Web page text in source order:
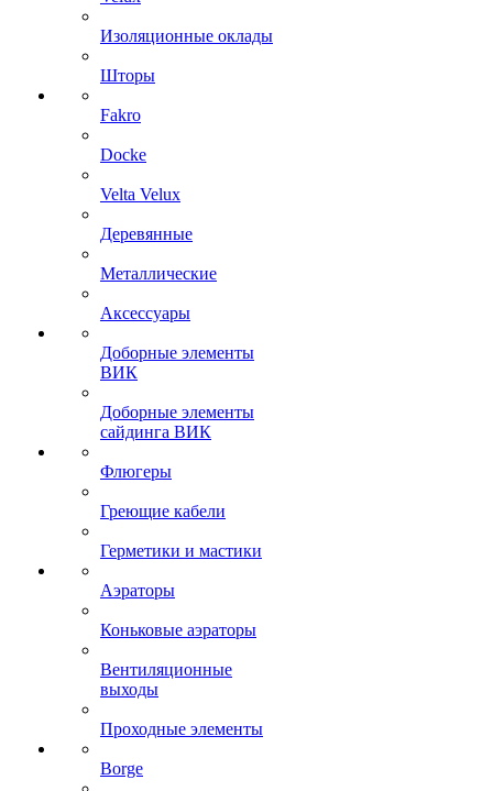
Изоляционные оклады
Шторы
Fakro
Docke
Velta Velux
Деревянные
Металлические
Аксессуары
Доборные элементы
ВИК
Доборные элементы
сайдинга ВИК
Флюгеры
Греющие кабели
Герметики и мастики
Аэраторы
Коньковые аэраторы
Вентиляционные
выходы
Проходные элементы
Borge